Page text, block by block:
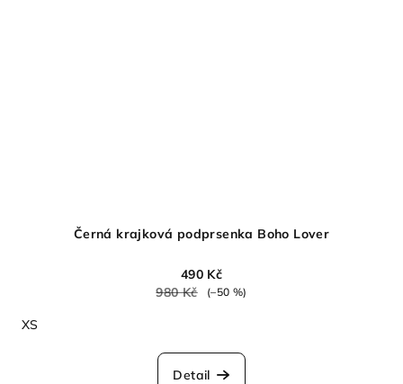
Černá krajková podprsenka Boho Lover
490 Kč
980 Kč
(–50 %)
XS
Detail